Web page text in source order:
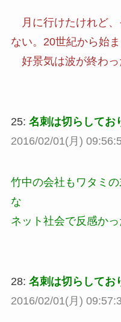
月に行けたけれど、
ない。20世紀から始
好景気は波が終わっ
25: 名刺は切らしてお
2016/02/01(月)
竹中の会社もワタミ
な
ネット社会で反感か
28: 名刺は切らしてお
2016/02/01(月)